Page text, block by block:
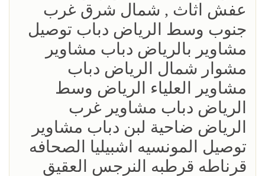
عفش اثاث , شمال شرق غرب
جنوب وسط الرياض دباب توصيل
مشاوير بالرياض دباب مشاوير
مشوار شمال الرياض دباب
مشاوير العلياء الرياض وسط
الرياض دباب مشاوير غرب
الرياض ضاحية لبن دباب مشاوير
توصيل المونسيه اشبيليا الصحافه
قرناطه قرطبه النرجس العقيق